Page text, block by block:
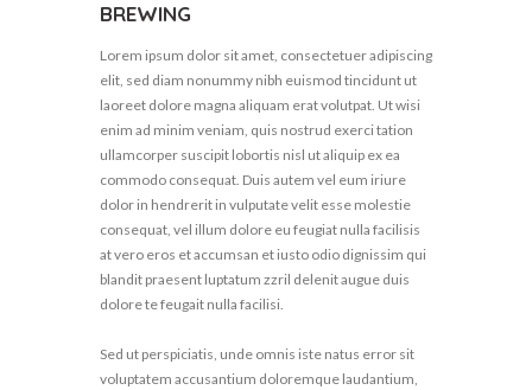
BREWING
Lorem ipsum dolor sit amet, consectetuer adipiscing
elit, sed diam nonummy nibh euismod tincidunt ut
laoreet dolore magna aliquam erat volutpat. Ut wisi
enim ad minim veniam, quis nostrud exerci tation
ullamcorper suscipit lobortis nisl ut aliquip ex ea
commodo consequat. Duis autem vel eum iriure
dolor in hendrerit in vulputate velit esse molestie
consequat, vel illum dolore eu feugiat nulla facilisis
at vero eros et accumsan et iusto odio dignissim qui
blandit praesent luptatum zzril delenit augue duis
dolore te feugait nulla facilisi.
Sed ut perspiciatis, unde omnis iste natus error sit
voluptatem accusantium doloremque laudantium,